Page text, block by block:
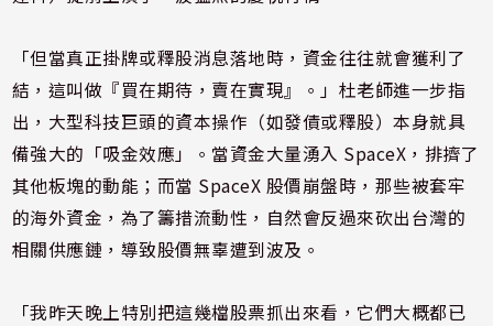
「但當真正掛牌或釋股消息落地時，資金往往就會獲利了
結，這叫做『買在期待，賣在實現』。」杜老師進一步指
出，大型科技巨頭的資本操作（如發債或釋股）本身就具
備強大的「吸金效應」。當資金大量湧入 SpaceX，排擠了
其他板塊的動能；而當 SpaceX 股價崩盤時，那些被套牢
的海外資金，為了籌措流動性，自然會反過來砍出台灣的
相關供應鏈，導致股價無辜遭到波及。
「我昨天晚上特別把這幾檔股票抓出來看，它們大概都已